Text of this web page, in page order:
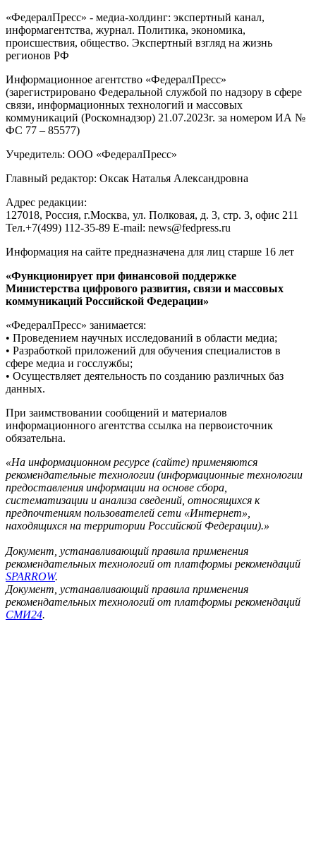
«ФедералПресс» - медиа-холдинг: экспертный канал,
информагентства, журнал. Политика, экономика,
происшествия, общество. Экспертный взгляд на жизнь
регионов РФ
Информационное агентство «ФедералПресс»
(зарегистрировано Федеральной службой по надзору в сфере
связи, информационных технологий и массовых
коммуникаций (Роскомнадзор) 21.07.2023г. за номером ИА №
ФС 77 – 85577)
Учредитель: ООО «ФедералПресс»
Главный редактор: Оксак Наталья Александровна
Адрес редакции:
127018, Россия, г.Москва, ул. Полковая, д. 3, стр. 3, офис 211
Тел.+7(499) 112-35-89 E-mail: news@fedpress.ru
Информация на сайте предназначена для лиц старше 16 лет
«Функционирует при финансовой поддержке
Министерства цифрового развития, связи и массовых
коммуникаций Российской Федерации»
«ФедералПресс» занимается:
• Проведением научных исследований в области медиа;
• Разработкой приложений для обучения специалистов в
сфере медиа и госслужбы;
• Осуществляет деятельность по созданию различных баз
данных.
При заимствовании сообщений и материалов
информационного агентства ссылка на первоисточник
обязательна.
«На информационном ресурсе (сайте) применяются
рекомендательные технологии (информационные технологии
предоставления информации на основе сбора,
систематизации и анализа сведений, относящихся к
предпочтениям пользователей сети «Интернет»,
находящихся на территории Российской Федерации).»
Документ, устанавливающий правила применения
рекомендательных технологий от платформы рекомендаций
SPARROW.
Документ, устанавливающий правила применения
рекомендательных технологий от платформы рекомендаций
СМИ24.